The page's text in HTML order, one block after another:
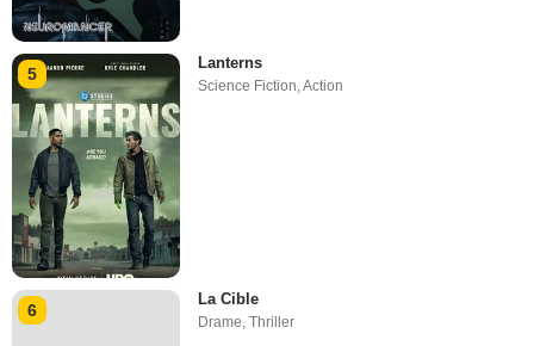
5
Lanterns
Science Fiction ,Action
6
La Cible
Drame,Thriller